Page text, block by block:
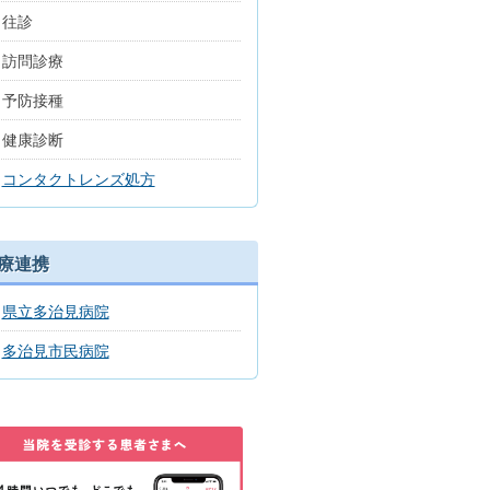
往診
訪問診療
予防接種
健康診断
コンタクトレンズ処方
連携
県立多治見病院
多治見市民病院